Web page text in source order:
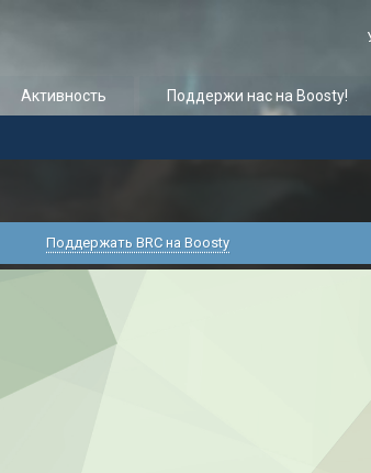
Активность Поддержи нас на Boosty!
Поддержать BRC на Boosty